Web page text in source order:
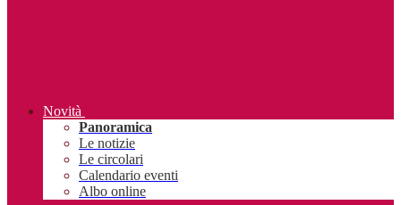
Novità
Panoramica
Le notizie
Le circolari
Calendario eventi
Albo online